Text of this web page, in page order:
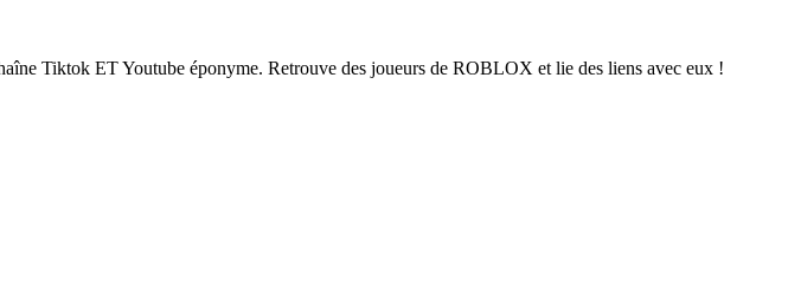
Tiktok ET Youtube éponyme. Retrouve des joueurs de ROBLOX et lie des liens avec eux !